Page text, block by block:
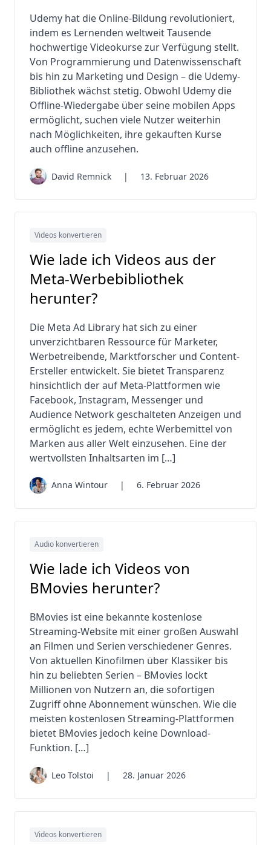
Udemy hat die Online-Bildung revolutioniert,
indem es Lernenden weltweit Tausende
hochwertige Videokurse zur Verfügung stellt.
Von Programmierung und Datenwissenschaft
bis hin zu Marketing und Design – die Udemy-
Bibliothek wächst stetig. Obwohl Udemy die
Offline-Wiedergabe über seine mobilen Apps
ermöglicht, suchen viele Nutzer weiterhin
nach Möglichkeiten, ihre gekauften Kurse
auch offline anzusehen.
David Remnick | 13. Februar 2026
Videos konvertieren
Wie lade ich Videos aus der
Meta-Werbebibliothek
herunter?
Die Meta Ad Library hat sich zu einer
unverzichtbaren Ressource für Marketer,
Werbetreibende, Marktforscher und Content-
Ersteller entwickelt. Sie bietet Transparenz
hinsichtlich der auf Meta-Plattformen wie
Facebook, Instagram, Messenger und
Audience Network geschalteten Anzeigen und
ermöglicht es jedem, echte Werbemittel von
Marken aus aller Welt einzusehen. Eine der
wertvollsten Inhaltsarten im […]
Anna Wintour | 6. Februar 2026
Audio konvertieren
Wie lade ich Videos von
BMovies herunter?
BMovies ist eine bekannte kostenlose
Streaming-Website mit einer großen Auswahl
an Filmen und Serien verschiedener Genres.
Von aktuellen Kinofilmen über Klassiker bis
hin zu beliebten Serien – BMovies lockt
Millionen von Nutzern an, die sofortigen
Zugriff ohne Abonnement wünschen. Wie die
meisten kostenlosen Streaming-Plattformen
bietet BMovies jedoch keine Download-
Funktion. […]
Leo Tolstoi | 28. Januar 2026
Videos konvertieren